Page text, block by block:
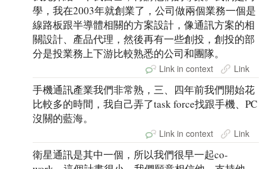
學，我在2003年就創業了，公司做兩個業務一個是
線路板跟半導體相關的方案設計，像通訊方案的相
關設計、產品代理，然後再有一些創投，創投的部
分是投業務上下游比較熟悉的公司和團隊。
Link in context Link
手機通訊產業我們非常熟，三、四年前我們開始花
比較多的時間，我自己弄了task force找跟手機、PC
沒關的藍海。
Link in context Link
衛星通訊是其中一個，所以我們很早一起co-